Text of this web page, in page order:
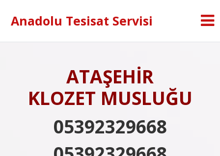
Anadolu Tesisat Servisi
ATAŞEHİR
KLOZET MUSLUĞU
05392329668